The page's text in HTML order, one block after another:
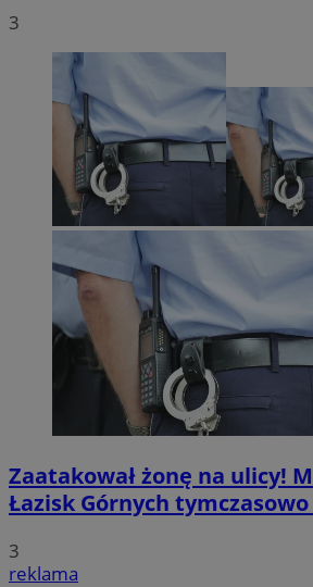
3
Zaatakował żonę na ulicy!
Łazisk Górnych
3
reklama